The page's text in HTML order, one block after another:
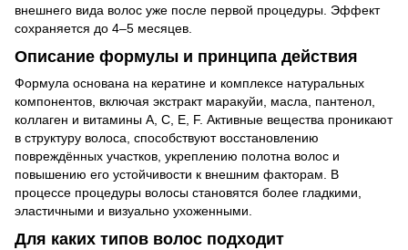
внешнего вида волос уже после первой процедуры. Эффект
сохраняется до 4–5 месяцев.
Описание формулы и принципа действия
Формула основана на кератине и комплексе натуральных
компонентов, включая экстракт маракуйи, масла, пантенол,
коллаген и витамины A, C, E, F. Активные вещества проникают
в структуру волоса, способствуют восстановлению
повреждённых участков, укреплению полотна волос и
повышению его устойчивости к внешним факторам. В
процессе процедуры волосы становятся более гладкими,
эластичными и визуально ухоженными.
Для каких типов волос подходит